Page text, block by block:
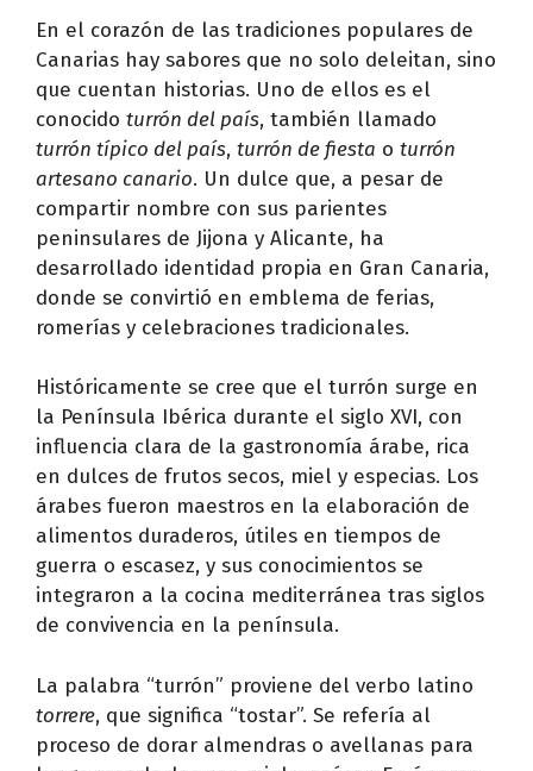
En el corazón de las tradiciones populares de
Canarias hay sabores que no solo deleitan, sino
que cuentan historias. Uno de ellos es el
conocido turrón del país, también llamado
turrón típico del país, turrón de fiesta o turrón
artesano canario. Un dulce que, a pesar de
compartir nombre con sus parientes
peninsulares de Jijona y Alicante, ha
desarrollado identidad propia en Gran Canaria,
donde se convirtió en emblema de ferias,
romerías y celebraciones tradicionales.
Históricamente se cree que el turrón surge en
la Península Ibérica durante el siglo XVI, con
influencia clara de la gastronomía árabe, rica
en dulces de frutos secos, miel y especias. Los
árabes fueron maestros en la elaboración de
alimentos duraderos, útiles en tiempos de
guerra o escasez, y sus conocimientos se
integraron a la cocina mediterránea tras siglos
de convivencia en la península.
La palabra “turrón” proviene del verbo latino
torrere, que significa “tostar”. Se refería al
proceso de dorar almendras o avellanas para